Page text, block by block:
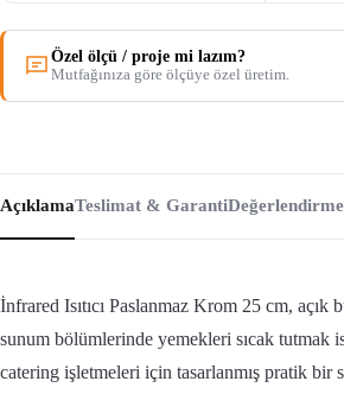
Özel ölçü / proje mi lazım?
Mutfağınıza göre ölçüye özel üretim.
AçıklamaTeslimat & Garanti
İnfrared Isıtıcı Paslanmaz Krom 25 cm, açık
sunum bölümlerinde yemekleri sıcak tutmak
catering işletmeleri için tasarlanmış pratik bir